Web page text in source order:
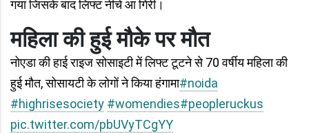
गया जिसके बाद लिफ्ट नीचे आ गिरी।
महिला की हुई मौके पर मौत
नोएडा की हाई राइज सोसाइटी में लिफ्ट टूटने से 70 वर्षीय महिला की
हुई मौत, सोसायटी के लोगों ने किया हंगामा#noida
#highrisesociety #womendies#peopleruckus
pic.twitter.com/pbUVyTCgYY